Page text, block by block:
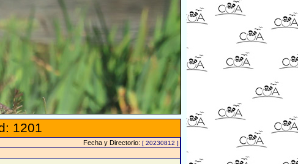
1201
Fecha y Directorio: [ 20230812 ]